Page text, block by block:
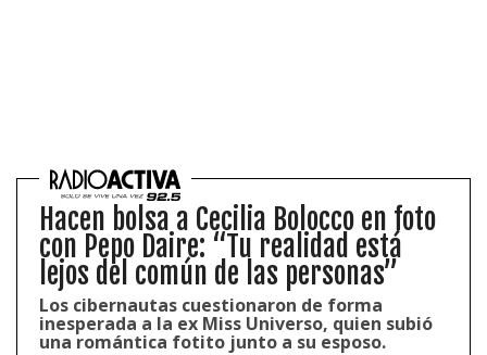
Hacen bolsa a Cecilia Bolocco en foto
con Pepo Daire: “Tu realidad está
lejos del común de las personas”
Los cibernautas cuestionaron de forma
inesperada a la ex Miss Universo, quien subió
una romántica fotito junto a su esposo.